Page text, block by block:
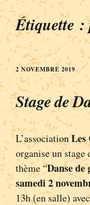
Étiquette :
2 NOVEMBRE 2019
Stage de
L’associationLes
organise un stage
thème “Danse
samedi 2
13h (en salle)